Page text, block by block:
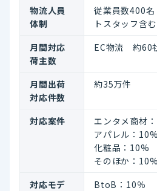
物流人員
体制
従業員数400名
トスタッフ含む
月間対応
荷主数
EC物流 約60
月間出荷
対応件数
約35万件
対応案件
エンタメ商材
アパレル：10%
化粧品：10%
そのほか：10%
対応モデ
BtoB：10％